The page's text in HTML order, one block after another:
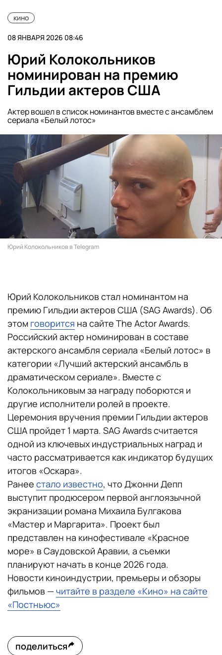
кино
08 ЯНВАРЯ 2026 08:46
Юрий Колокольников
номинирован на премию
Гильдии актеров США
Актер вошел в список номинантов вместе с ансамблем
сериала «Белый лотос»
Юрий Колокольников в Telegram
Юрий Колокольников стал номинантом на
премию Гильдии актеров США (SAG Awards). Об
этом говорится на сайте The Actor Awards.
Российский актер номинирован в составе
актерского ансамбля сериала «Белый лотос» в
категории «Лучший актерский ансамбль в
драматическом сериале». Вместе с
Колокольниковым за награду поборются и
другие исполнители ролей в проекте.
Церемония вручения премии Гильдии актеров
США пройдет 1 марта. SAG Awards считается
одной из ключевых индустриальных наград и
часто рассматривается как индикатор будущих
итогов «Оскара».
Ранее стало известно, что Джонни Депп
выступит продюсером первой англоязычной
экранизации романа Михаила Булгакова
«Мастер и Маргарита». Проект был
представлен на кинофестивале «Красное
море» в Саудовской Аравии, а съемки
планируют начать в конце 2026 года.
Новости киноиндустрии, премьеры и обзоры
фильмов — читайте в разделе «Кино» на сайте
«Постньюс»
поделиться